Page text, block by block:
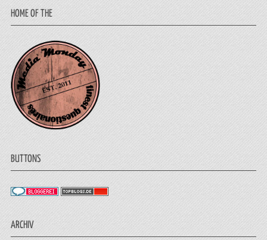
HOME OF THE
BUTTONS
ARCHIV